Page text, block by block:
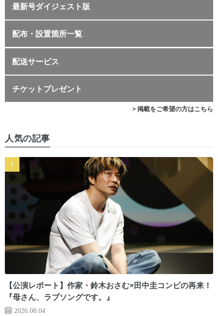
最新号ダイジェスト版
配布・設置箇所一覧
配送サービス
チケットプレゼント
> 掲載をご希望の方はこちら
人気の記事
【公演レポート】作家・鈴木おさむ×田中圭コンビの再来！
『母さん、ラブソングです。』
2026.08.04